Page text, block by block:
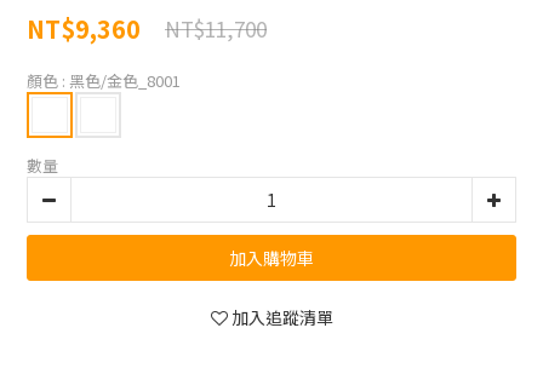
NT$9,360 NT$11,700
顏色 : 黑色/金色_8001
數量
加入購物車
加入追蹤清單